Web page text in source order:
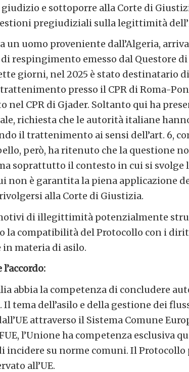
e sottoporre alla Corte di
pregiudiziali sulla legittimità
un uomo proveniente dall’Algeria,
respingimento emesso dal Questore di
giorni, nel 2025 è stato destinatario
presso il CPR di Roma-
nel CPR di Gjader. Soltanto qui ha
richiesta che le autorità italiane
il trattenimento ai sensi dell’art. 6,
però, ha ritenuto che la questione
soprattutto il contesto in cui si svolge
non è garantita la piena applicazione
alla Corte di Giustizia.
di illegittimità potenzialmente
compatibilità del Protocollo con i
materia di asilo.
abbia la competenza di concludere
Il tema dell’asilo e della gestione dei
attraverso il Sistema Comune
l’Unione ha competenza esclusiva
incidere su norme comuni. Il Protocollo
all’UE.